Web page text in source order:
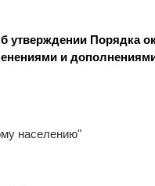
утверждении Порядка
и
населению"